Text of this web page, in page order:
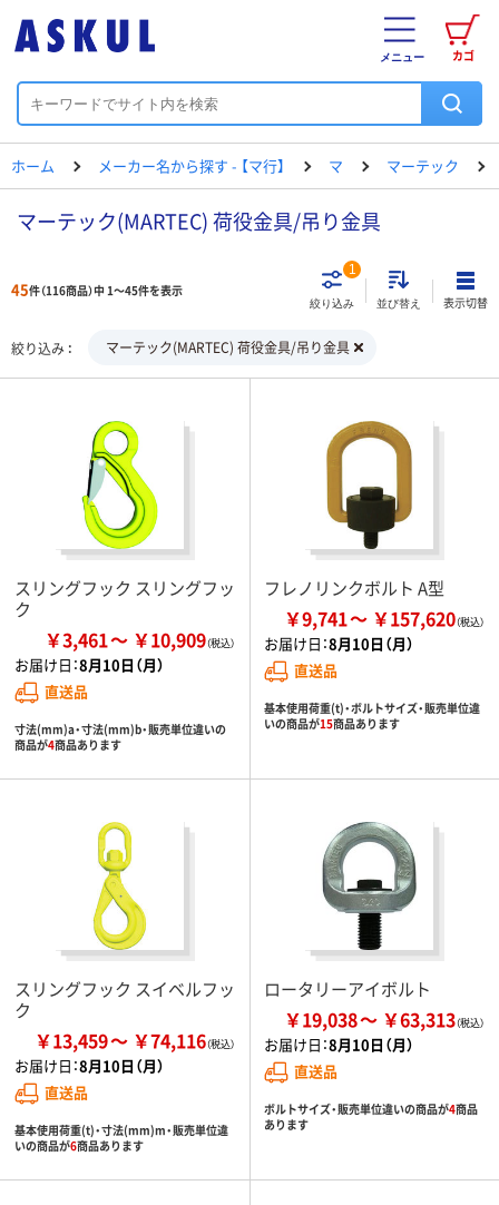
カゴ
メニュー
ホーム メーカー名から探す - 【マ行】 マ マーテック
マーテック(MARTEC) 荷役金具/吊り金具
45件（116商品）中 1～45件を表示
絞り込み
1
並び替え 表示切替
絞り込み マーテック(MARTEC) 荷役金具/吊り金具
スリングフック スリングフッ
ク
￥3,461 ￥10,909
お届け日：8月10日（月）
直送品
寸法(mm)a・寸法(mm)b・販売単位違いの
商品が4商品あります
フレノリンクボルト A型
￥9,741 ￥157,620
お届け日：8月10日（月）
直送品
基本使用荷重(t)・ボルトサイズ・販売単位違
いの商品が15商品あります
スリングフック スイベルフッ
ク
￥13,459 ￥74,116
お届け日：8月10日（月）
直送品
基本使用荷重(t)・寸法(mm)m・販売単位違
いの商品が6商品あります
ロータリーアイボルト
￥19,038 ￥63,313
お届け日：8月10日（月）
直送品
ボルトサイズ・販売単位違いの商品が4商品
あります